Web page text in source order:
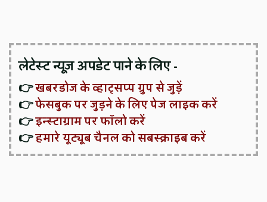
लेटेस्ट न्यूज़ अपडेट पाने के लिए -
👉खबरडोज के व्हाट्सप्प ग्रुप से जुड़ें
👉फेसबुक पर जुड़ने के लिए पेज लाइक करें
👉इन्स्टाग्राम पर फॉलो करें
👉हमारे यूट्यूब चैनल को सबस्क्राइब करें